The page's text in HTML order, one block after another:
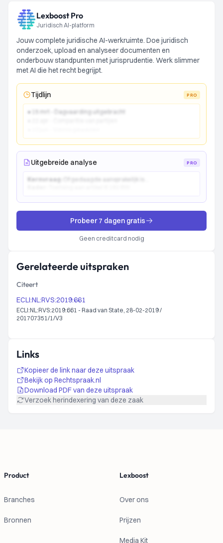
Lexboost Pro
Juridisch AI-platform
Jouw complete juridische AI-werkruimte. Doe juridisch
onderzoek, upload en analyseer documenten en
onderbouw standpunten met jurisprudentie. Werk slimmer
met AI die het recht begrijpt.
Tijdlijn PRO
● 15 mrt - Dagvaarding uitgebracht
Uitgebreide analyse PRO
Kernvraag:
Probeer 7 dagen gratis
Geen creditcard nodig
Gerelateerde uitspraken
Citeert
ECLI:NL:RVS:2019:661
ECLI:NL:RVS:2019:661 - Raad van State, 28-02-2019 /
201707351/1/V3
Links
Kopieer de link naar deze uitspraak
Bekijk op Rechtspraak.nl
Download PDF van deze uitspraak
Verzoek herindexering van deze zaak
Product
Branches
Bronnen
Lexboost
Over ons
Prijzen
Media Kit